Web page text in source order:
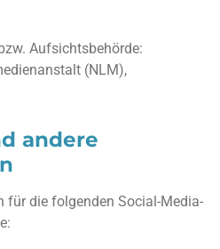
Aufsichtsbehörde:
(NLM),
andere
für die folgenden Social-Media-